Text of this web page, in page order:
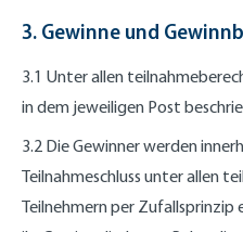
3. Gewinne und
3.1 Unter allen
in dem jeweiligen Post
3.2 Die Gewinner werden
Teilnahmeschluss unter allen
Teilnehmern per